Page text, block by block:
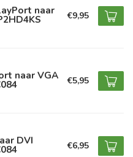
naar €9,95
naar VGA €5,95
DVI €6,95